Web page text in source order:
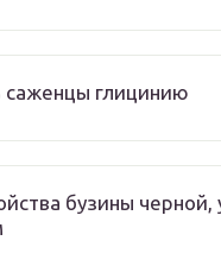
саженцы глицинию
бузины черной,